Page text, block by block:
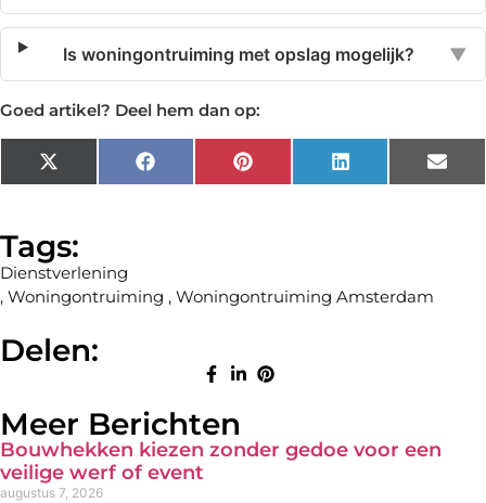
Is woningontruiming met opslag mogelijk? ▼
Goed artikel? Deel hem dan op:
X
(Twitter)
Facebook Pinterest LinkedIn
Tags:
Dienstverlening
, Woningontruiming , Woningontruiming Amsterdam
Delen:
Meer Berichten
Bouwhekken kiezen zonder gedoe voor een
veilige werf of event
augustus 7, 2026